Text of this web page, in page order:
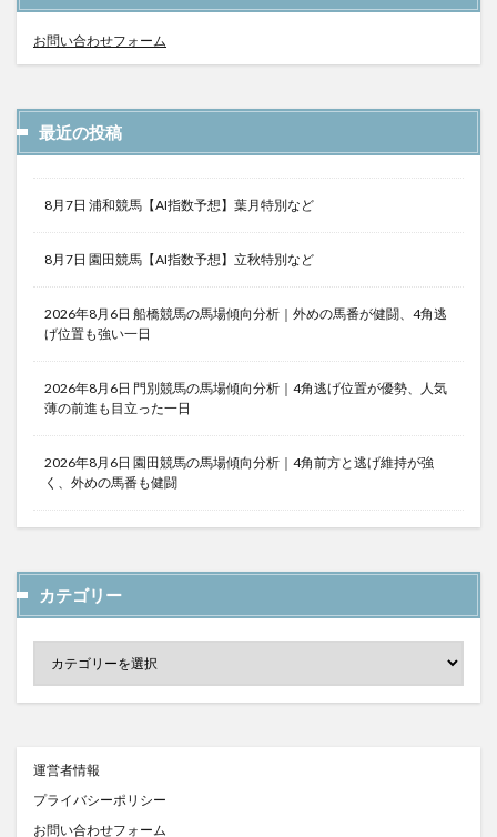
お問い合わせフォーム
最近の投稿
8月7日 浦和競馬【AI指数予想】葉月特別など
8月7日 園田競馬【AI指数予想】立秋特別など
2026年8月6日 船橋競馬の馬場傾向分析｜外めの馬番が健闘、4角逃
げ位置も強い一日
2026年8月6日 門別競馬の馬場傾向分析｜4角逃げ位置が優勢、人気
薄の前進も目立った一日
2026年8月6日 園田競馬の馬場傾向分析｜4角前方と逃げ維持が強
く、外めの馬番も健闘
カテゴリー
運営者情報
プライバシーポリシー
お問い合わせフォーム